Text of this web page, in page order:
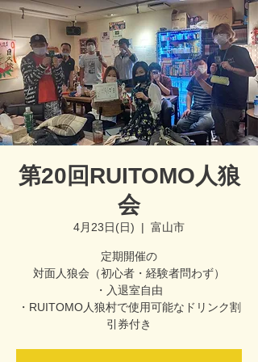
第20回RUITOMO人狼
会
4月23日(日)
  |
富山市
定期開催の
対面人狼会（初心者・経験者問わず）
・入退室自由
・RUITOMO人狼村で使用可能なドリンク割
引券付き